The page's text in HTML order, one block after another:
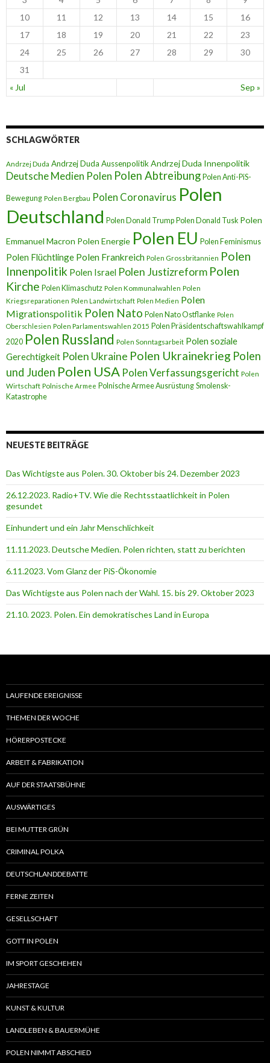
« Jul Sep »
10
11 12 13 14 15
16
17
18 19 20 21 22
23
24
25 26 27 28 29
30
31
SCHLAGWÖRTER
Andrzej Duda Andrzej Duda AussenpolitikAndrzej Duda Innenpolitik
Deutsche Medien Polen Polen Abtreibung Polen Anti-PiS-
Bewegung Polen Bergbau Polen Coronavirus Polen
Deutschland Polen Donald Trump Polen Donald Tusk Polen
Emmanuel Macron Polen Energie Polen EU Polen Feminismus
Polen Flüchtlinge Polen Frankreich Polen Grossbritannien Polen
Innenpolitik Polen Israel Polen Justizreform Polen
Kirche Polen Klimaschutz Polen Kommunalwahlen Polen
Kriegsreparationen Polen Landwirtschaft Polen Medien Polen
Migrationspolitik Polen Nato Polen Nato Ostflanke Polen
Oberschlesien Polen Parlamentswahlen 2015 Polen Präsidentschaftswahlkampf
2020 Polen Russland Polen Sonntagsarbeit Polen soziale
Gerechtigkeit Polen Ukraine Polen Ukrainekrieg Polen
und Juden Polen USA Polen Verfassungsgericht Polen
Wirtschaft Polnische Armee Polnische Armee Ausrüstung Smolensk-
Katastrophe
NEUESTE BEITRÄGE
Das Wichtigste aus Polen. 30. Oktober bis 24. Dezember 2023
26.12.2023. Radio+TV. Wie die Rechtsstaatlichkeit in Polen
gesundet
Einhundert und ein Jahr Menschlichkeit
11.11.2023. Deutsche Medien. Polen richten, statt zu berichten
6.11.2023. Vom Glanz der PiS-Ӧkonomie
Das Wichtigste aus Polen nach der Wahl. 15. bis 29. Oktober 2023
21.10. 2023. Polen. Ein demokratisches Land in Europa
LAUFENDE EREIGNISSE
THEMEN DER WOCHE
HÖRERPOSTECKE
ARBEIT & FABRIKATION
AUF DER STAATSBÜHNE
AUSWÄRTIGES
BEI MUTTER GRÜN
CRIMINAL POLKA
DEUTSCHLANDDEBATTE
FERNE ZEITEN
GESELLSCHAFT
GOTT IN POLEN
IM SPORT GESCHEHEN
JAHRESTAGE
KUNST & KULTUR
LANDLEBEN & BAUERMÜHE
POLEN NIMMT ABSCHIED